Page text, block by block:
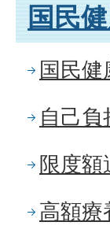
国民
国民
自己負
限度額
高額療